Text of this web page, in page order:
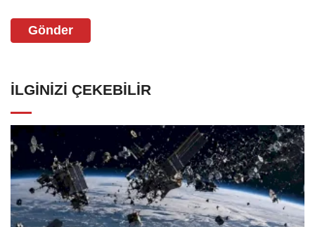
Gönder
İLGINIZI ÇEKEBILIR